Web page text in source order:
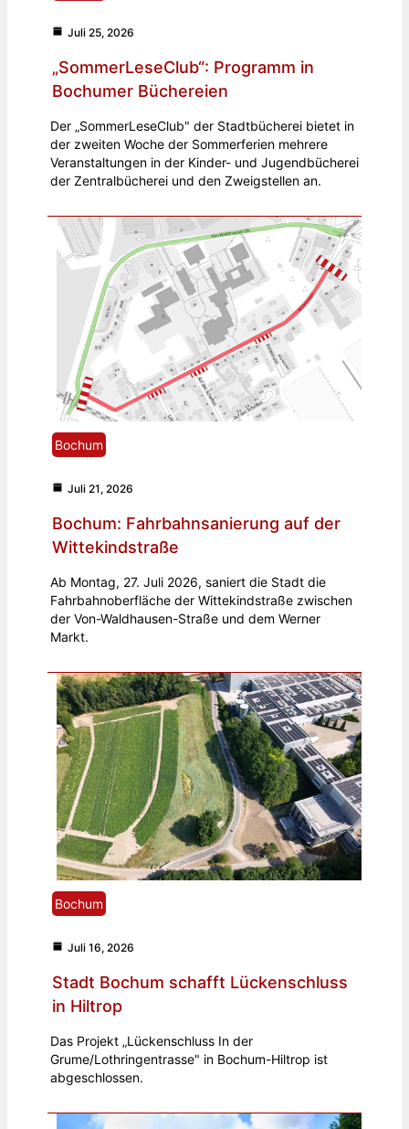
Juli 25, 2026
„SommerLeseClub“: Programm in
Bochumer Büchereien
Der „SommerLeseClub" der Stadtbücherei bietet in
der zweiten Woche der Sommerferien mehrere
Veranstaltungen in der Kinder- und Jugendbücherei
der Zentralbücherei und den Zweigstellen an.
Bochum
Juli 21, 2026
Bochum: Fahrbahnsanierung auf der
Wittekindstraße
Ab Montag, 27. Juli 2026, saniert die Stadt die
Fahrbahnoberfläche der Wittekindstraße zwischen
der Von-Waldhausen-Straße und dem Werner
Markt.
Bochum
Juli 16, 2026
Stadt Bochum schafft Lückenschluss
in Hiltrop
Das Projekt „Lückenschluss In der
Grume/Lothringentrasse" in Bochum-Hiltrop ist
abgeschlossen.